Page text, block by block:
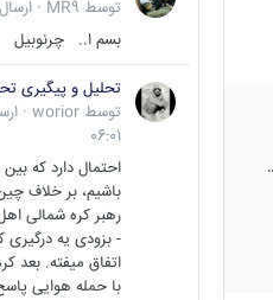
توسط MR9
·
بسم ا..
توسط worior
·
06:01
احتمال دارد که
باشیم، بر خلاف
رهبر کره شمالی
- بزودی یه
اتفاق میفته. بعد
با حمله هوایی